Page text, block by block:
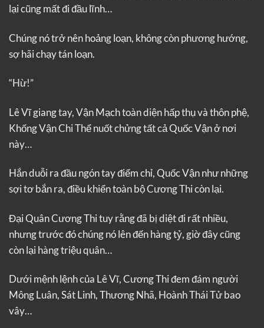
lại cũng mất đi đầu lĩnh…
Chúng nó trở nên hoảng loạn, không còn phương hướng,
sợ hãi chạy tán loạn.
“Hừ!”
Lê Vĩ giang tay, Vận Mạch toàn diện hấp thụ và thôn phệ,
Khống Vận Chi Thể nuốt chửng tất cả Quốc Vận ở nơi
này…
Hắn duỗi ra đầu ngón tay điểm chỉ, Quốc Vận như những
sợi tơ bắn ra, điều khiển toàn bộ Cương Thi còn lại.
Đại Quân Cương Thi tuy rằng đã bị diệt đi rất nhiều,
nhưng trước đó chúng nó lên đến hàng tỷ, giờ đây cũng
còn lại hàng triệu quân…
Dưới mệnh lệnh của Lê Vĩ, Cương Thi đem đám người
Mông Luân, Sát Linh, Thương Nhã, Hoành Thái Tử bao
vây…